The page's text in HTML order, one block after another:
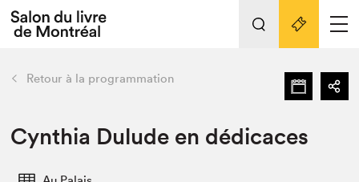
L'événement
Préparer sa visite au Salon
retour Nos activités
Préparer sa visite
Liens pratiques
Retour à la programmation
Cynthia Dulude en dédicaces